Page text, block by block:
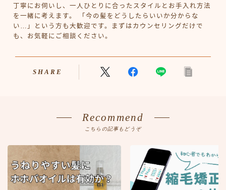
丁寧にお伺いし、一人ひとりに合ったスタイルとお手入れ方法
を一緒に考えます。 「今の髪をどうしたらいいか分からな
い…」という方も大歓迎です。まずはカウンセリングだけで
も、お気軽にご相談ください。
SHARE
Recommend
こちらの記事もどうぞ